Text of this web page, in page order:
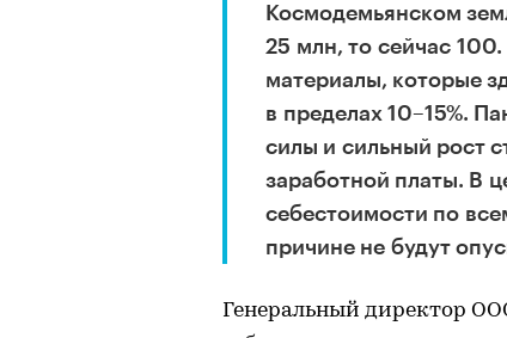
Космодемьянском
25 млн, то сейчас
материалы, которые
в пределах 10–15%.
силы и сильный рост
заработной платы. В
себестоимости по
причине не будут
Генеральный директор